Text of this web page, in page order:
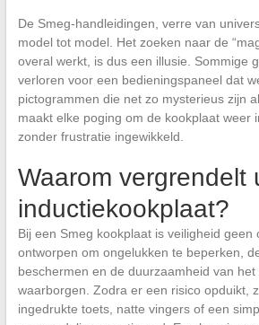
De Smeg-handleidingen, verre van
model tot model. Het zoeken naar de
overal werkt, is dus een illusie. Sommige
verloren voor een bedieningspaneel dat
pictogrammen die net zo mysterieus zijn
maakt elke poging om de kookplaat weer
zonder frustratie ingewikkeld.
Waarom vergrendelt
inductiekookplaat?
Bij een Smeg kookplaat is veiligheid geen
ontworpen om ongelukken te beperken,
beschermen en de duurzaamheid van het
waarborgen. Zodra er een risico opduikt,
ingedrukte toets, natte vingers of een